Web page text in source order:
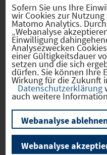
Hebesätze
Gewerbest
euerhebes
atz
2024
Hebesatz
der
Grundsteu
er B
2024
Sofern Sie uns Ihre
wir Cookies zur
Matomo Analytics.
„Webanalyse
Einwilligung
Analysezwecken
einer Gültigkeitsdauer
setzen und die sich
dürfen. Sie können Ihre
Wirkung für die Zukunft
Datenschutzerklärung
auch weitere
Webanalyse
Webanalyse